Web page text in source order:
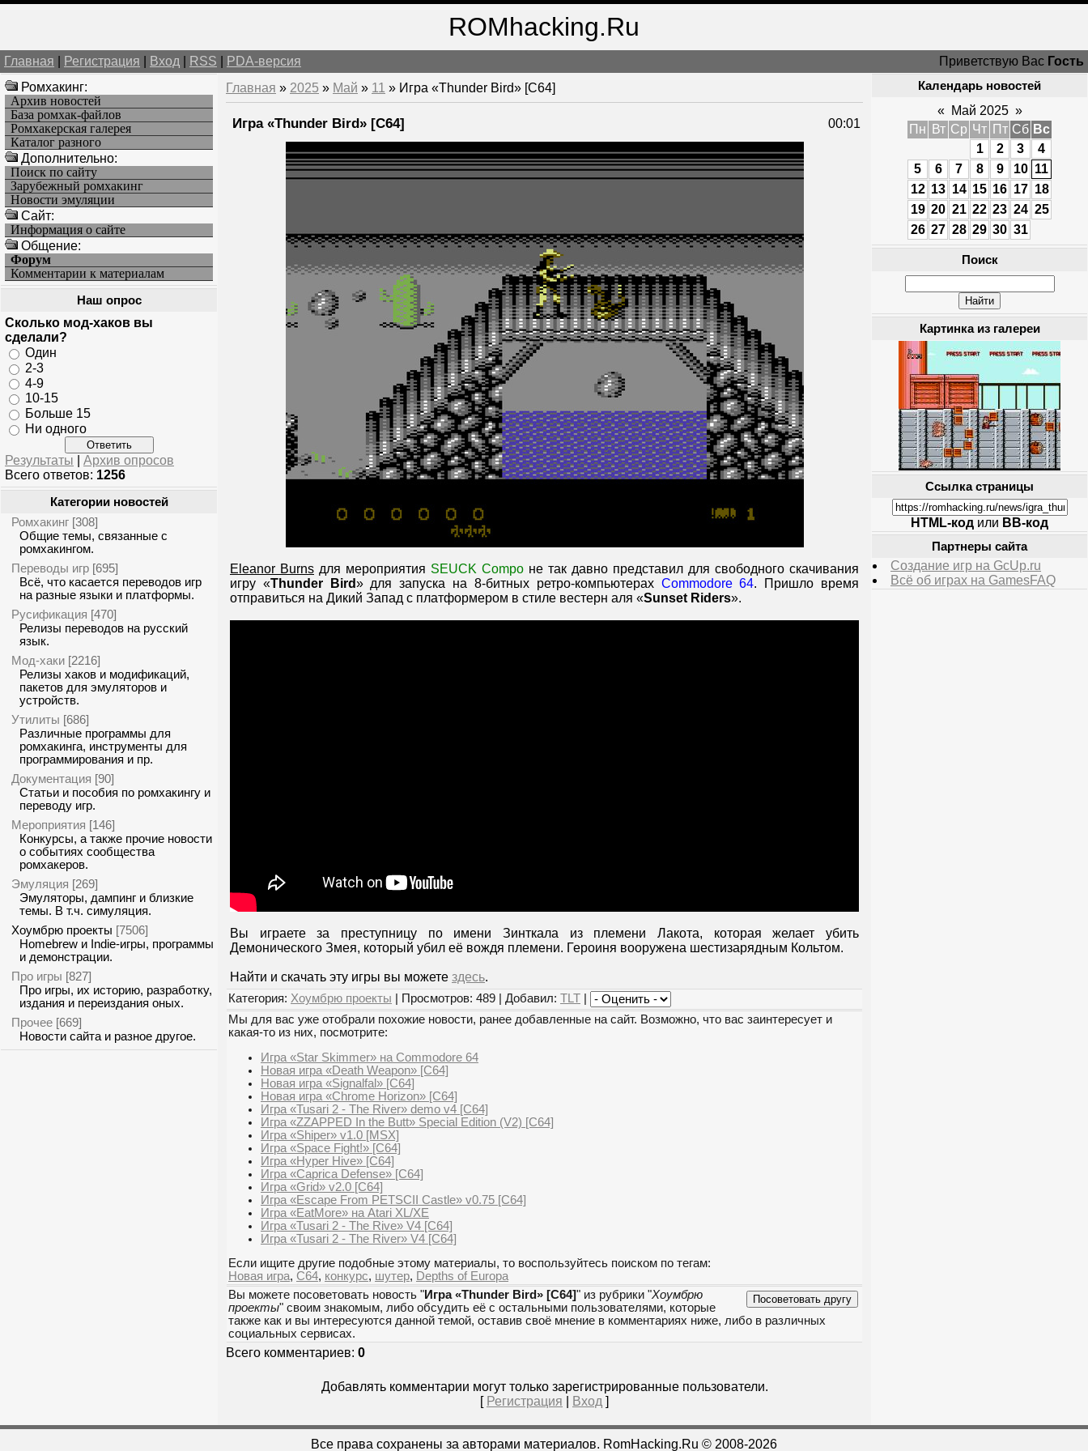
ROMhacking.Ru
Главная Регистрация Вход RSS PDA-версия Приветствую Вас Гость
Ромхакинг:
Архив новостей
База ромхак-файлов
Ромхакерская галерея
Каталог разного
Дополнительно:
Поиск по сайту
Зарубежный ромхакинг
Новости эмуляции
Cайт:
Информация о сайте
Общение:
Форум
Комментарии к материалам
Наш опрос
Сколько мод-хаков вы
сделали?
Один
2-3
4-9
10-15
Больше 15
Ни одного
Результаты
Архив опросов
Всего ответов: 1256
Категории новостей
Ромхакинг [308]
Общие темы, связанные с
ромхакингом.
Переводы игр [695]
Всё, что касается переводов игр
на разные языки и платформы.
Русификация [470]
Релизы переводов на русский
язык.
Мод-хаки [2216]
Релизы хаков и модификаций,
пакетов для эмуляторов и
устройств.
Утилиты [686]
Различные программы для
ромхакинга, инструменты для
программирования и пр.
Документация [90]
Статьи и пособия по ромхакингу и
переводу игр.
Мероприятия [146]
Конкурсы, а также прочие новости
о событиях сообщества
ромхакеров.
Эмуляция [269]
Эмуляторы, дампинг и близкие
темы. В т.ч. симуляция.
Хоумбрю проекты [7506]
Homebrew и Indie-игры, программы
и демонстрации.
Про игры [827]
Про игры, их историю, разработку,
издания и переиздания оных.
Прочее [669]
Новости сайта и разное другое.
Главная » 2025 » Май » 11 » Игра «Thunder Bird» [C64]
Игра «Thunder Bird» [C64] 00:01
Eleanor Burns для мероприятия SEUCK Compo не так давно представил для свободного скачивания
игру «Thunder Bird» для запуска на 8-битных ретро-компьютерах Commodore 64. Пришло время
отправиться на Дикий Запад с платформером в стиле вестерн аля «Sunset Riders».
Вы играете за преступницу по имени Зинткала из племени Лакота, которая желает убить
Демонического Змея, который убил её вождя племени. Героиня вооружена шестизарядным Кольтом.
Найти и скачать эту игры вы можете здесь.
Категория: Хоумбрю проекты | Просмотров: 489 | Добавил: TLT
Мы для вас уже отобрали похожие новости, ранее добавленные на сайт. Возможно, что вас заинтересует и
какая-то из них, посмотрите:
Игра «Star Skimmer» на Commodore 64
Новая игра «Death Weapon» [C64]
Новая игра «Signalfal» [C64]
Новая игра «Chrome Horizon» [C64]
Игра «Tusari 2 - The River» demo v4 [C64]
Игра «ZZAPPED In the Butt» Special Edition (V2) [C64]
Игра «Shiper» v1.0 [MSX]
Игра «Space Fight!» [C64]
Игра «Hyper Hive» [C64]
Игра «Caprica Defense» [C64]
Игра «Grid» v2.0 [C64]
Игра «Escape From PETSCII Castle» v0.75 [C64]
Игра «EatMore» на Atari XL/XE
Игра «Tusari 2 - The Rive» V4 [C64]
Игра «Tusari 2 - The River» V4 [C64]
Если ищите другие подобные этому материалы, то воспользуйтесь поиском по тегам:
Новая игра, C64, конкурс, шутер, Depths of Europa
Вы можете посоветовать новость "Игра «Thunder Bird» [C64]" из рубрики "Хоумбрю
проекты" своим знакомым, либо обсудить её с остальными пользователями, которые
также как и вы интересуются данной темой, оставив своё мнение в комментариях ниже, либо в различных
социальных сервисах.
Всего комментариев: 0
Добавлять комментарии могут только зарегистрированные пользователи.
[ Регистрация Вход ]
Календарь новостей
« Май 2025 »
Пн
Вт Ср Чт Пт Сб Вс
1
2 3
4
5
6 7 8 9 10 11
12 13 14 15 16 17 18
19 20 21 22 23 24 25
26 27 28 29 30 31
Поиск
Картинка из галереи
Ссылка страницы
HTML-код или BB-код
Партнеры сайта
Создание игр на GcUp.ru
Всё об играх на GamesFAQ
Все права сохранены за авторами материалов. RomHacking.Ru © 2008-2026